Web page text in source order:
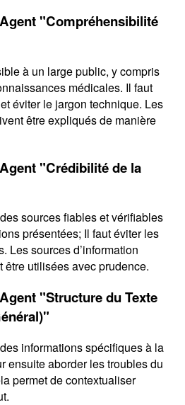
"Compréhensibilité
à un large public, y compris
médicales. Il faut
éviter le jargon technique. Les
être expliqués de manière
"Crédibilité de la
sources fiables et vérifiables
présentées; Il faut éviter les
Les sources d’information
être utilisées avec prudence.
"Structure du Texte
informations spécifiques à la
ensuite aborder les troubles du
permet de contextualiser